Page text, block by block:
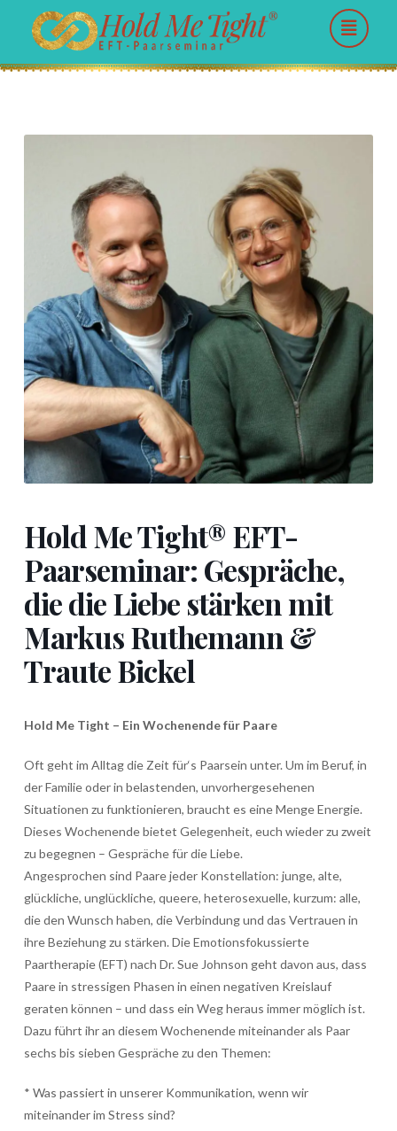
Hold Me Tight® EFT-
Paarseminar: Gespräche,
die die Liebe stärken mit
Markus Ruthemann &
Traute Bickel
Hold Me Tight – Ein Wochenende für Paare
Oft geht im Alltag die Zeit für‘s Paarsein unter. Um im Beruf, in
der Familie oder in belastenden, unvorhergesehenen
Situationen zu funktionieren, braucht es eine Menge Energie.
Dieses Wochenende bietet Gelegenheit, euch wieder zu zweit
zu begegnen – Gespräche für die Liebe.
Angesprochen sind Paare jeder Konstellation: junge, alte,
glückliche, unglückliche, queere, heterosexuelle, kurzum: alle,
die den Wunsch haben, die Verbindung und das Vertrauen in
ihre Beziehung zu stärken. Die Emotionsfokussierte
Paartherapie (EFT) nach Dr. Sue Johnson geht davon aus, dass
Paare in stressigen Phasen in einen negativen Kreislauf
geraten können – und dass ein Weg heraus immer möglich ist.
Dazu führt ihr an diesem Wochenende miteinander als Paar
sechs bis sieben Gespräche zu den Themen:
* Was passiert in unserer Kommunikation, wenn wir
miteinander im Stress sind?